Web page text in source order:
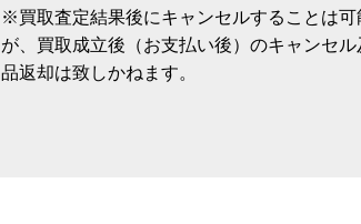
※買取査定結果後にキャンセルすることは可
が、買取成立後（お支払い後）のキャンセル
品返却は致しかねます。